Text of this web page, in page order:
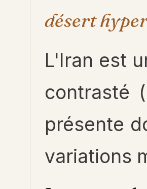
désert
L'Iran est
contrasté
présente
variations